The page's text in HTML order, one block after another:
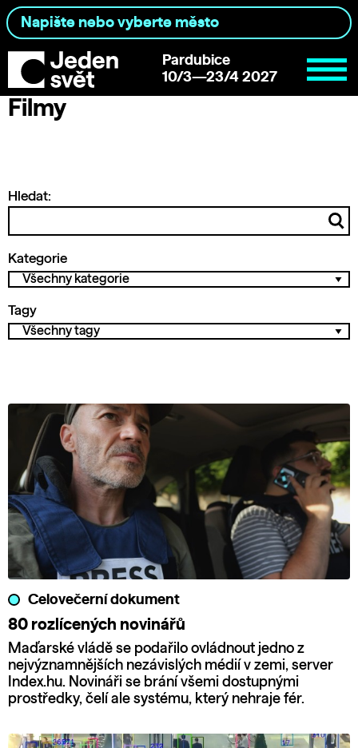
Pardubice
10/3—23/4 2027
Filmy
Hledat:
Kategorie
Tagy
Celovečerní dokument
80 rozlícených novinářů
Maďarské vládě se podařilo ovládnout jedno z
nejvýznamnějších nezávislých médií v zemi, server
Index.hu. Novináři se brání všemi dostupnými
prostředky, čelí ale systému, který nehraje fér.